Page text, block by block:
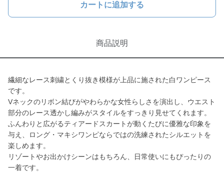
カートに追加する
商品説明
繊細なレース刺繍とくり抜き模様が上品に施された白ワンピース
です。
Vネックのリボン結びがやわらかな女性らしさを演出し、ウエスト
部分のレース透かし編みがスタイルをすっきり見せてくれます。
ふんわりと広がるティアードスカートが動くたびに優雅な印象を
与え、ロング・マキシワンピならではの洗練されたシルエットを
楽しめます。
リゾートやお出かけシーンはもちろん、日常使いにもぴったりの
一着です。